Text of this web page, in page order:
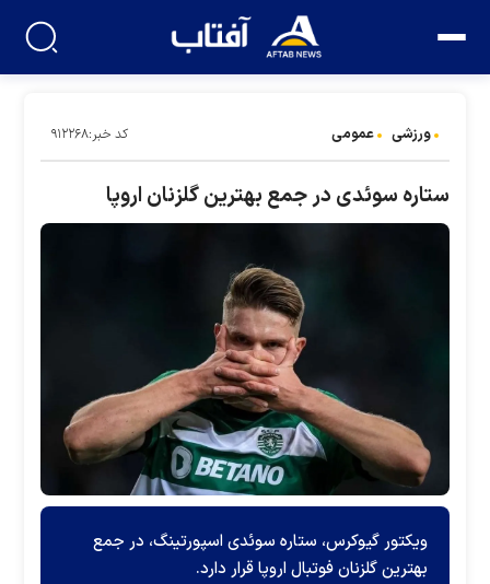
ورزشی عمومی کد خبر:۹۱۲۲۶۸
ستاره سوئدی در جمع بهترین گلزنان اروپا
ویکتور گیوکرس، ستاره سوئدی اسپورتینگ، در جمع
بهترین گلزنان فوتبال اروپا قرار دارد.